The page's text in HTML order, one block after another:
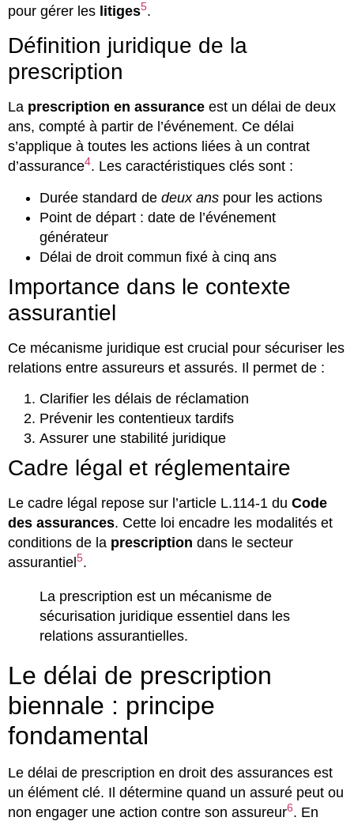
pour gérer les litiges5.
Définition juridique de la
prescription
La prescription en assurance est un délai de deux
ans, compté à partir de l’événement. Ce délai
s’applique à toutes les actions liées à un contrat
d’assurance4. Les caractéristiques clés sont :
Durée standard de deux ans pour les actions
Point de départ : date de l’événement
générateur
Délai de droit commun fixé à cinq ans
Importance dans le contexte
assurantiel
Ce mécanisme juridique est crucial pour sécuriser les
relations entre assureurs et assurés. Il permet de :
Clarifier les délais de réclamation
Prévenir les contentieux tardifs
Assurer une stabilité juridique
Cadre légal et réglementaire
Le cadre légal repose sur l’article L.114-1 du Code
des assurances. Cette loi encadre les modalités et
conditions de la prescription dans le secteur
assurantiel5.
La prescription est un mécanisme de
sécurisation juridique essentiel dans les
relations assurantielles.
Le délai de prescription
biennale : principe
fondamental
Le délai de prescription en droit des assurances est
un élément clé. Il détermine quand un assuré peut ou
non engager une action contre son assureur6. En